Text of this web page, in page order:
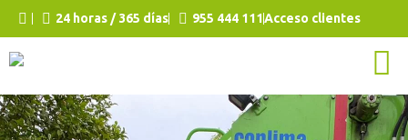
24 horas / 365 días 955 444 111Acceso clientes